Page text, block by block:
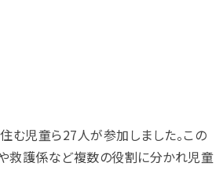
む児童ら27人が参加しました。この
救護係など複数の役割に分かれ児童